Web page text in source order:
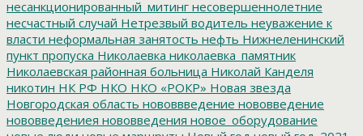
несанкционированный_митинг несовершеннолетние
несчастный случай Нетрезвый водитель неуважение к
власти неформальная занятость нефть Нижнеленинский
пункт пропуска Николаевка николаевка_памятник
Николаевская районная больница Николай Канделя
никотин НК РФ НКО НКО «РОКР» Новая звезда
Новгородская область нововвведение нововведение
нововведениея нововведения новое_оборудование